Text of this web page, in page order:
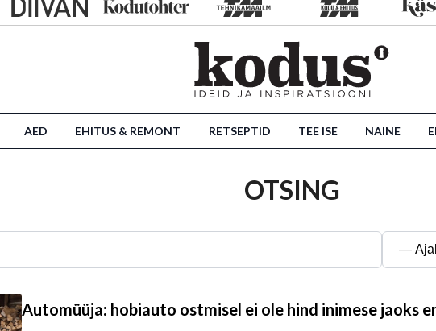
AED EHITUS & REMONT RETSEPTID TEE ISE NAINE
OTSING
Automüüja: hobiauto ostmisel ei ole hind inimese jaoks